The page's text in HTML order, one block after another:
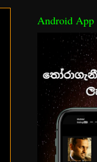
Android App